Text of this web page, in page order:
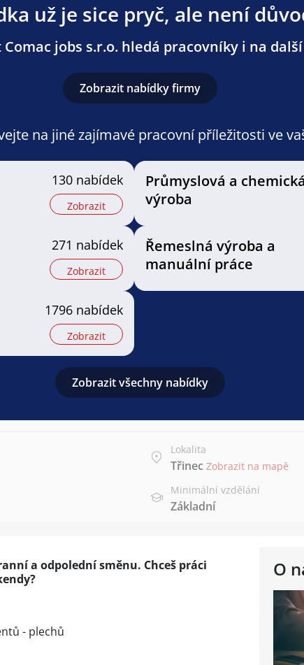
už je sice pryč, ale není
Comac jobs s.r.o. hledá pracovníky i na
Zobrazit nabídky firmy
na jiné zajímavé pracovní příležitosti ve
130 nabídek
Zobrazit
Průmyslová a chemická
výroba
271 nabídek
Zobrazit
Řemeslná výroba a
manuální práce
1796 nabídek
Zobrazit
Zobrazit všechny nabídky
Lokalita
Třinec Zobrazit na mapě
Minimální vzdělání
Základní
O
a odpolední směnu. Chceš práci
- plechů